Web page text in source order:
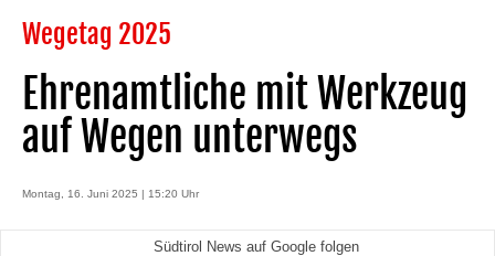
Wegetag 2025
Ehrenamtliche mit Werkzeug
auf Wegen unterwegs
Montag, 16. Juni 2025 | 15:20 Uhr
Südtirol News auf Google folgen